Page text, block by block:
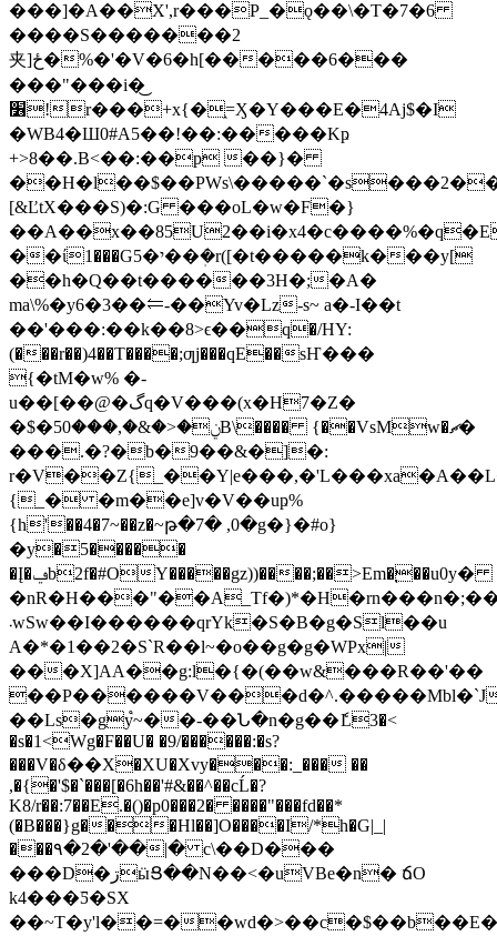
���]�A��X',r���P_�ǫ��\�T�7�6
����S�������2
夹]ځ�%�'�V�6�h[�����6���
���"���i�͜
׶!r���+x{�֑=Ӽ�Y���E�4Aj$�I
�WB4�Ш0#A5��!��:�����Kҏ
+>8��.B<��:��p ��}�
[&ĽtX���S)�:G ���oL�w�F�}
��ί1���Gי�5��ܲ�r([�t�����k���y[
��h�Q��t������3H�;�A�
ma\%�y6�3��⥢-��Yv�Lz-s~ a�-I��t
��'���:��k��8>ϵ��q�/HY:
(���r��)4��T����;ƣj���qE��sҤ���
{�tM�w% �-
u��[��@�گq�V���(x�H7�Z�
�$�ݧ�<�&�,���50B\���� {��VsMw�ޗ�
���.�?�b�9��&�]�:
{_� �m��e]v�V��uҏ%
{h'��4�7~��z�~թ�7� ,0�g�}�#o}
�y�5�����
�Į�ݠb2f�#OY�����gz))����;��>Em�֚��u0y�
܁wSw��I������qrYk�S�B�g�Sl��u
A�*�1��2�S`R��l~�o��g�g�WPx|
�� �X]AA��g:l�{�(��w&���R��'��
��P������V���d�^.�����Mbl�`J
��Ls�gy֩~��-��Ն�n�g��ެL3�<
�s�1<Wg�F��U� �9/������:�s?
���V�δ��X�XU�Xvy���:_��� ��
,�{�'$�`���[�6h��'#&��^��cĹ�?
K8/r��:7��E.�()�p0���2� ����"���fd��*
(�B���}g���Hl��]O����I/*h�G|_|
���۹�2�'��|� c\��D���
���D�ڗӹՑ��N��<�uVBe�n� ճO
k4���Ƽ�SX
��~T�y'l��=�